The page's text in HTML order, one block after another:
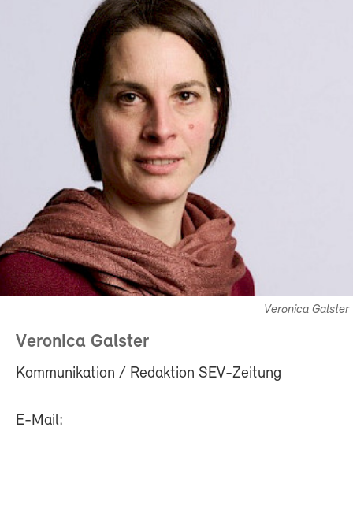
Veronica Galster
Veronica Galster
Kommunikation / Redaktion SEV-Zeitung
E-Mail: